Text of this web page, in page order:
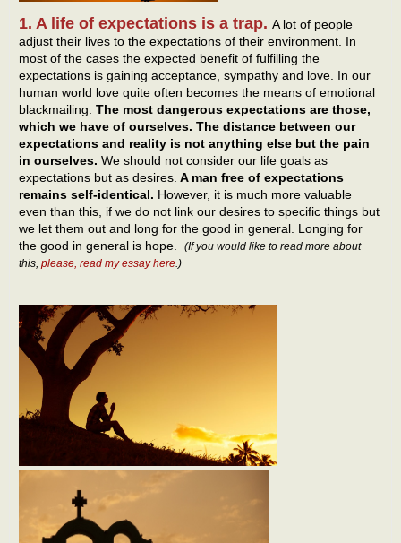
1. A life of expectations is a trap. A lot of people
adjust their lives to the expectations of their environment. In
most of the cases the expected benefit of fulfilling the
expectations is gaining acceptance, sympathy and love. In our
human world love quite often becomes the means of emotional
blackmailing. The most dangerous expectations are those,
which we have of ourselves. The distance between our
expectations and reality is not anything else but the pain
in ourselves. We should not consider our life goals as
expectations but as desires. A man free of expectations
remains self-identical. However, it is much more valuable
even than this, if we do not link our desires to specific things but
we let them out and long for the good in general. Longing for
the good in general is hope. (If you would like to read more about
this, please, read my essay here.)